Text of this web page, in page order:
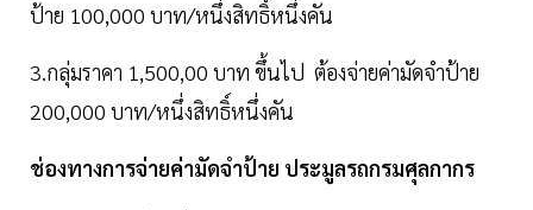
ป้าย 100,000 บาท/หนึ่งสิทธิ์หนึ่งคัน
3.กลุ่มราคา 1,500,00 บาท ขึ้นไป ต้องจ่ายค่ามัดจำป้าย
200,000 บาท/หนึ่งสิทธิ์หนึ่งคัน
ช่องทางการจ่ายค่ามัดจำป้าย ประมูลรถกรมศุลกากร